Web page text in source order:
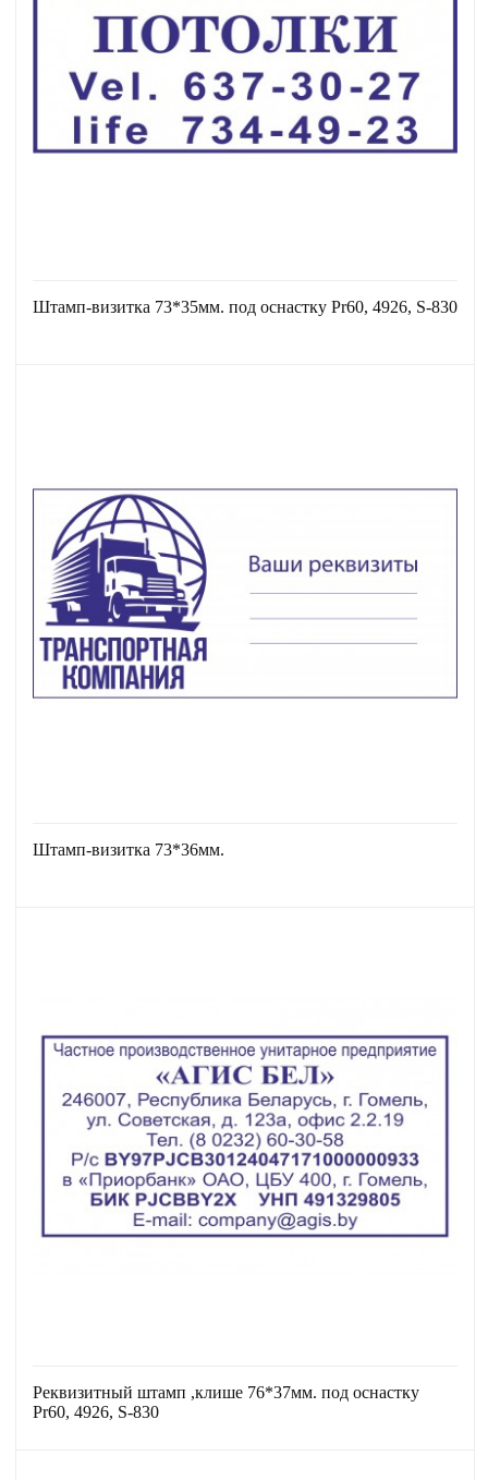
Штамп-визитка 73*35мм. под оснастку Pr60, 4926, S-830
Штамп-визитка 73*36мм.
Реквизитный штамп ,клише 76*37мм. под оснастку
Pr60, 4926, S-830